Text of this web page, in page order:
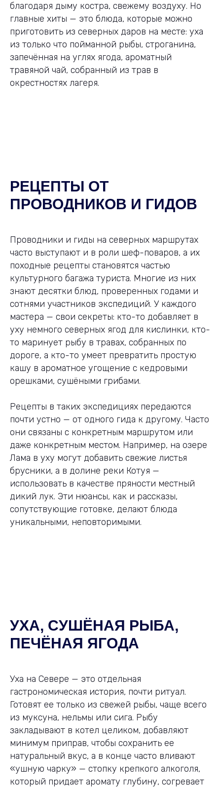
благодаря дыму костра, свежему воздуху. Но
главные хиты — это блюда, которые можно
приготовить из северных даров на месте: уха
из только что пойманной рыбы, строганина,
запечённая на углях ягода, ароматный
травяной чай, собранный из трав в
окрестностях лагеря.
РЕЦЕПТЫ ОТ
ПРОВОДНИКОВ И ГИДОВ
Проводники и гиды на северных маршрутах
часто выступают и в роли шеф-поваров, а их
походные рецепты становятся частью
культурного багажа туриста. Многие из них
знают десятки блюд, проверенных годами и
сотнями участников экспедиций. У каждого
мастера — свои секреты: кто-то добавляет в
уху немного северных ягод для кислинки, кто-
то маринует рыбу в травах, собранных по
дороге, а кто-то умеет превратить простую
кашу в ароматное угощение с кедровыми
орешками, сушёными грибами.
Рецепты в таких экспедициях передаются
почти устно — от одного гида к другому. Часто
они связаны с конкретным маршрутом или
даже конкретным местом. Например, на озере
Лама в уху могут добавить свежие листья
брусники, а в долине реки Котуя —
использовать в качестве пряности местный
дикий лук. Эти нюансы, как и рассказы,
сопутствующие готовке, делают блюда
уникальными, неповторимыми.
УХА, СУШЁНАЯ РЫБА,
ПЕЧЁНАЯ ЯГОДА
Уха на Севере — это отдельная
гастрономическая история, почти ритуал.
Готовят ее только из свежей рыбы, чаще всего
из муксуна, нельмы или сига. Рыбу
закладывают в котел целиком, добавляют
минимум приправ, чтобы сохранить ее
натуральный вкус, а в конце часто вливают
«ушную чарку» — стопку крепкого алкоголя,
который придает аромату глубину, согревает